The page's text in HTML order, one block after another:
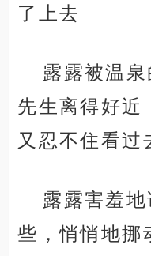
了上去
露露被温
先生离得好
又忍不住看
露露害羞
些，悄悄地挪